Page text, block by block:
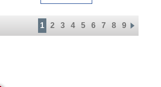
1 2 3 4 5 6 7 8 9